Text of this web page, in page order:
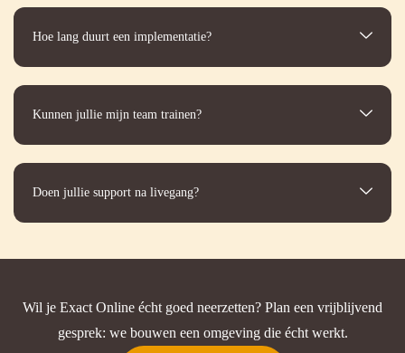
Hoe lang duurt een implementatie?
Kunnen jullie mijn team trainen?
Doen jullie support na livegang?
Wil je Exact Online écht goed neerzetten? Plan een vrijblijvend
gesprek: we bouwen een omgeving die écht werkt.